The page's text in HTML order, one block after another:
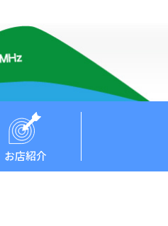
お店紹介